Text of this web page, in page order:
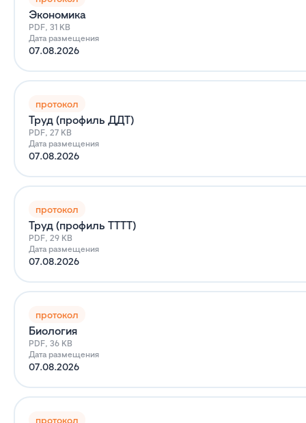
Экономика
PDF, 31 KB
Дата размещения
07.08.2026
протокол
Труд (профиль ДДТ)
PDF, 27 KB
Дата размещения
07.08.2026
протокол
Труд (профиль ТТТТ)
PDF, 29 KB
Дата размещения
07.08.2026
протокол
Биология
PDF, 36 KB
Дата размещения
07.08.2026
протокол